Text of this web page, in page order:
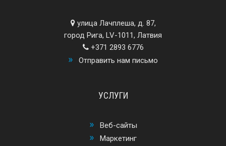
улица Лачплеша, д. 87,
город Рига, LV-1011, Латвия
+371 2893 6776
Отправить нам письмо
УСЛУГИ
Веб-сайты
Маркетинг